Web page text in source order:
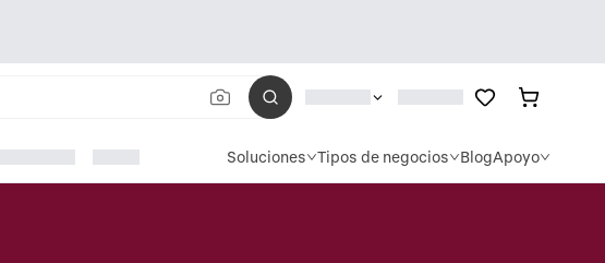
Soluciones Tipos de negocios BlogApoyo